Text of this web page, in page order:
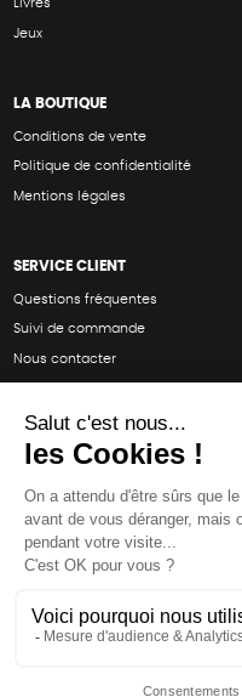
Livres
Jeux
LA BOUTIQUE
Conditions de vente
Politique de confidentialité
Mentions légales
SERVICE CLIENT
Questions fréquentes
Suivi de commande
Nous contacter
SUIVEZ-NOUS
Une boutique élaborée avec